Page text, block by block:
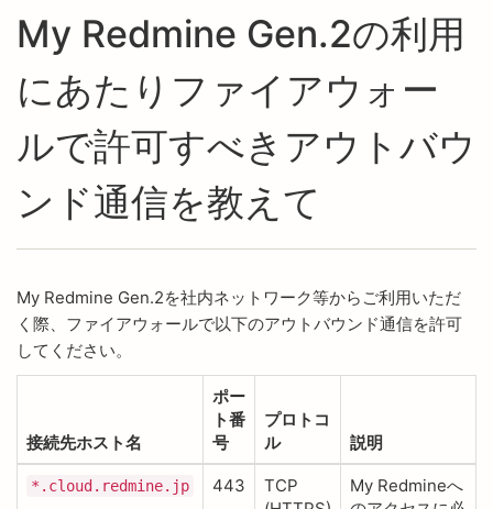
My Redmine Gen.2の利用
にあたりファイアウォー
ルで許可すべきアウトバウ
ンド通信を教えて
My Redmine Gen.2を社内ネットワーク等からご利用いただ
く際、ファイアウォールで以下のアウトバウンド通信を許可
してください。
接続先ホスト名
ポー
ト番
号
プロトコ
ル
説明
*.cloud.redmine.jp 443
TCP
My Redmineへ